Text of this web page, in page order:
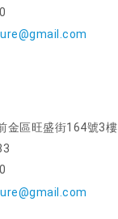
金區旺盛街164號3樓